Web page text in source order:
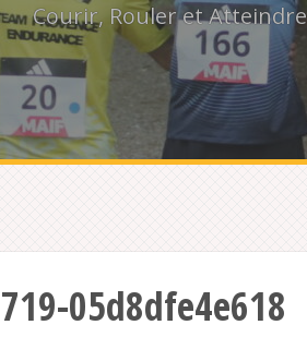
Courir, Rouler et
05d8dfe4e618